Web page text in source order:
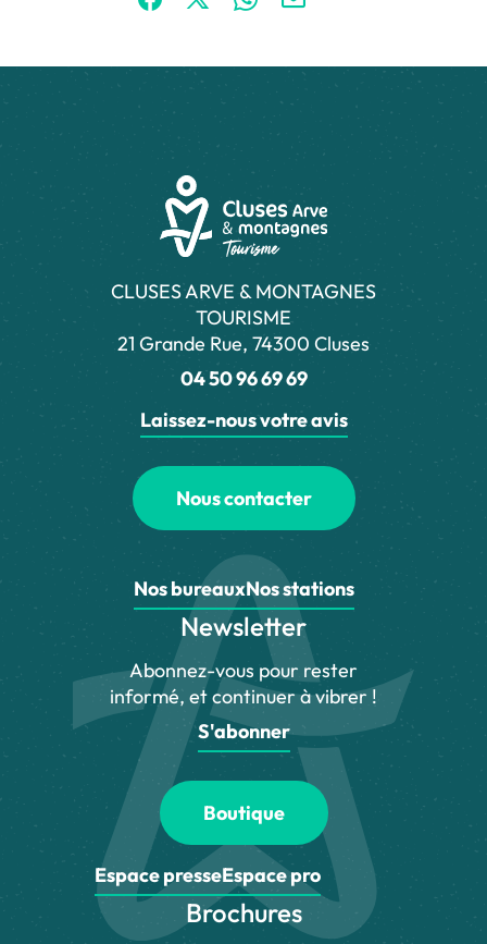
Partager sur Facebook (nouvelle fenêtre)
Partager sur X / Twitter (nouvelle
Partager sur WhatsApp
Partager par mail
CLUSES ARVE & MONTAGNES
TOURISME
21 Grande Rue, 74300 Cluses
04 50 96 69 69
Laissez-nous votre avis
Nous contacter
Nos bureauxNos stations
Newsletter
Abonnez-vous pour rester
informé, et continuer à vibrer !
S'abonner
Boutique
Espace presseEspace pro
Brochures